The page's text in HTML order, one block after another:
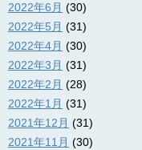
2022年6月 (30)
2022年5月 (31)
2022年4月 (30)
2022年3月 (31)
2022年2月 (28)
2022年1月 (31)
2021年12月 (31)
2021年11月 (30)